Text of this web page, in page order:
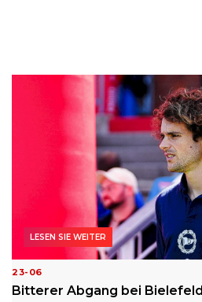
23-06
Bitterer Abgang bei Bielefeld
LESEN SIE WEITER